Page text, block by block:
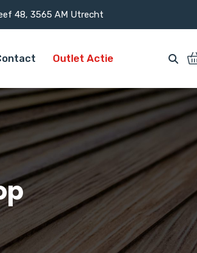
48, 3565 AM Utrecht
Outlet Actie